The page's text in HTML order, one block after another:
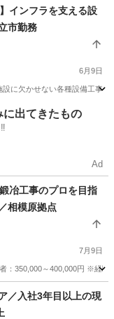
インフラを支える設
市勤務
6月9日
設に欠かせない各種設備工事
に出てきたもの
Ad
冶工事のプロを目指
相模原拠点
7月9日
：350,000～400,000円 ※経
／入社3年目以上の現